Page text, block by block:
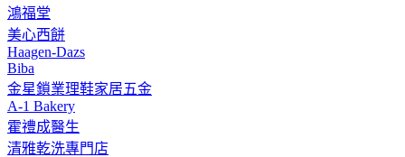
鴻福堂
美心西餅
Haagen-Dazs
Biba
金星鎖業理鞋家居五金
A-1 Bakery
霍禮成醫生
清雅乾洗專門店